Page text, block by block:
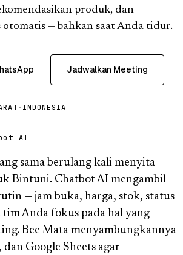
produk, dan
otomatis — bahkan saat Anda tidur.
Jadwalkan Meeting
· INDONESIA
AI
sama berulang kali menyita
Bintuni. Chatbot AI mengambil
— jam buka, harga, stok, status
Anda fokus pada hal yang
Bee Mata menyambungkannya
Google Sheets agar